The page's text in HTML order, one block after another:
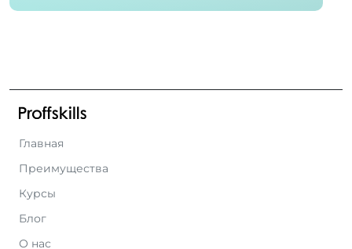
Главная
Преимущества
Курсы
Блог
О нас